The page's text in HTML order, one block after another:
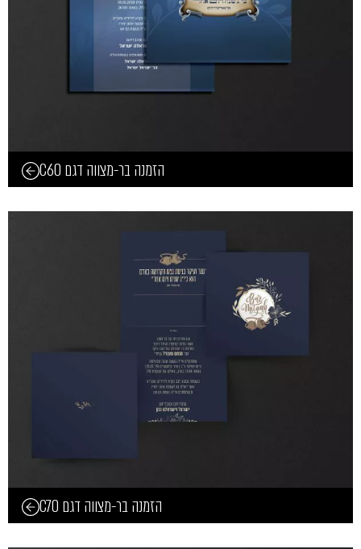
הזמנה בר-מצווה דגם C60
הזמנה בר-מצווה דגם C70